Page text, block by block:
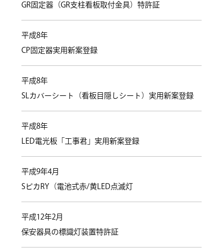
GR固定器（GR支柱看板取付金具）特許証
平成8年
CP固定器実用新案登録
平成8年
SLカバーシート（看板目隠しシート）実用新案登録
平成8年
LED電光板「工事君」実用新案登録
平成9年4月
SピカRY（電池式赤/黄LED点滅灯
平成12年2月
保安器具の標識灯装置特許証